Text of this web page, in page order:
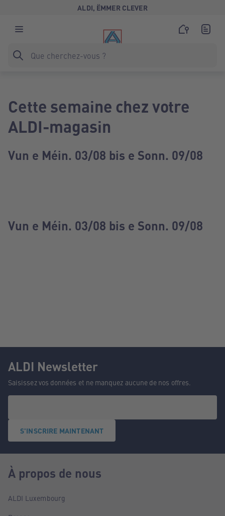
ALDI, ËMMER CLEVER
Cette semaine chez votre
ALDI-magasin
Vun e Méin. 03/08 bis e Sonn. 09/08
Vun e Méin. 03/08 bis e Sonn. 09/08
ALDI Newsletter
Saisissez vos données et ne manquez aucune de nos offres.
S'INSCRIRE MAINTENANT
À propos de nous
ALDI Luxembourg